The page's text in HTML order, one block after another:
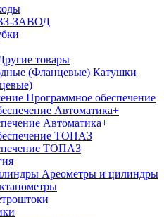
ЗАВОД
товары
Катушки
Программное обеспечение
Автоматика+
ТОПАЗ
Ареометры и цилиндры